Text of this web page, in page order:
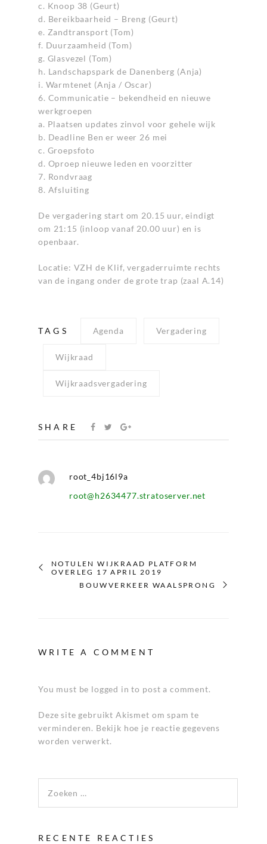
c. Knoop 38 (Geurt)
d. Bereikbaarheid – Breng (Geurt)
e. Zandtransport (Tom)
f. Duurzaamheid (Tom)
g. Glasvezel (Tom)
h. Landschapspark de Danenberg (Anja)
i. Warmtenet (Anja / Oscar)
6. Communicatie – bekendheid en nieuwe
werkgroepen
a. Plaatsen updates zinvol voor gehele wijk
b. Deadline Ben er weer 26 mei
c. Groepsfoto
d. Oproep nieuwe leden en voorzitter
7. Rondvraag
8. Afsluiting
De vergadering start om 20.15 uur, eindigt
om 21:15 (inloop vanaf 20.00 uur) en is
openbaar.
Locatie: VZH de Klif, vergaderruimte rechts
van de ingang onder de grote trap (zaal A.14)
TAGS Agenda Vergadering
Wijkraad
Wijkraadsvergadering
SHARE
root_4bj16l9a
root@h2634477.stratoserver.net
NOTULEN WIJKRAAD PLATFORM
OVERLEG 17 APRIL 2019
BOUWVERKEER WAALSPRONG
WRITE A COMMENT
You must be logged in to post a comment.
Deze site gebruikt Akismet om spam te
verminderen. Bekijk hoe je reactie gegevens
worden verwerkt.
RECENTE REACTIES